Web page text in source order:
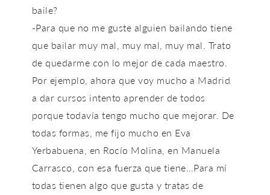
baile?
-Para que no me guste alguien bailando tiene
que bailar muy mal, muy mal, muy mal. Trato
de quedarme con lo mejor de cada maestro.
Por ejemplo, ahora que voy mucho a Madrid
a dar cursos intento aprender de todos
porque todavía tengo mucho que mejorar. De
todas formas, me fijo mucho en Eva
Yerbabuena, en Rocío Molina, en Manuela
Carrasco, con esa fuerza que tiene…Para mí
todas tienen algo que gusta y tratas de